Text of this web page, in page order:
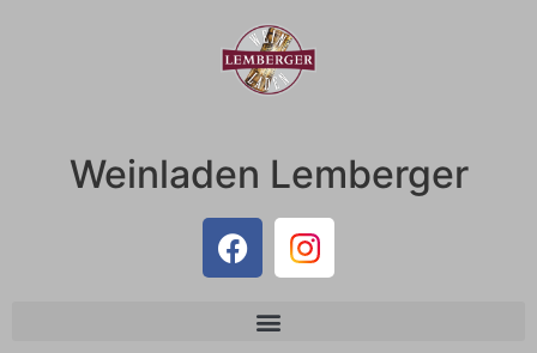
Weinladen Lemberger